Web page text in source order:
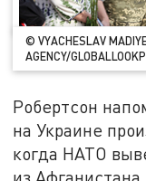
© VYACHESLAV
AGENCY/
Робертсон
на Украине
когда НАТО
из